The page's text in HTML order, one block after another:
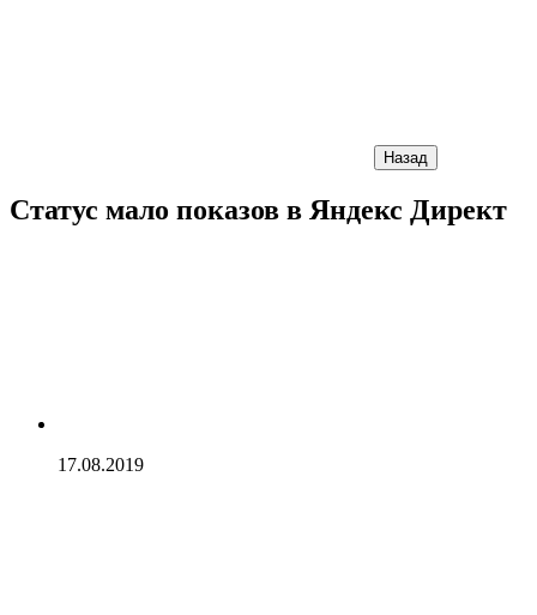
Назад
Статус мало показов в Яндекс Директ
17.08.2019